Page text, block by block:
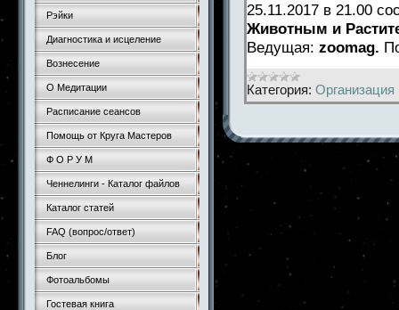
Рэйки
Диагностика и исцеление
Вознесение
О Медитации
Расписание сеансов
Помощь от Круга Мастеров
Ф О Р У М
Ченнелинги - Каталог файлов
Каталог статей
FAQ (вопрос/ответ)
Блог
Фотоальбомы
Гостевая книга
25.11.2017 в 21.00
Животным и
Ведущая: zoomag.
Категория: